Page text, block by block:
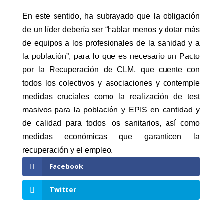
En este sentido, ha subrayado que la obligación
de un líder debería ser “hablar menos y dotar más
de equipos a los profesionales de la sanidad y a
la población”, para lo que es necesario un Pacto
por la Recuperación de CLM, que cuente con
todos los colectivos y asociaciones y contemple
medidas cruciales como la realización de test
masivos para la población y EPIS en cantidad y
de calidad para todos los sanitarios, así como
medidas económicas que garanticen la
recuperación y el empleo.
Facebook
Twitter